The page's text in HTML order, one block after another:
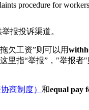
procedure for
报投诉渠道。
欠工资”则可以用
里指“举报”，"举报者
协商制度） 和equal pay